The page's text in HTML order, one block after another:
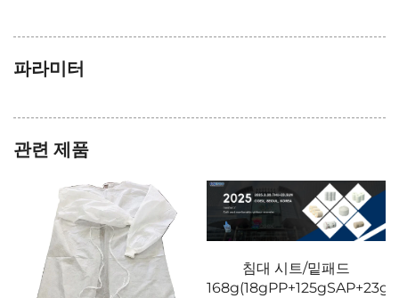
파라미터
관련 제품
침대 시트/밑패드